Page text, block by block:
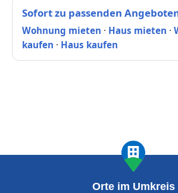
Sofort zu passenden
Wohnung mieten · Haus mieten ·
kaufen · Haus kaufen
Orte im Umkreis